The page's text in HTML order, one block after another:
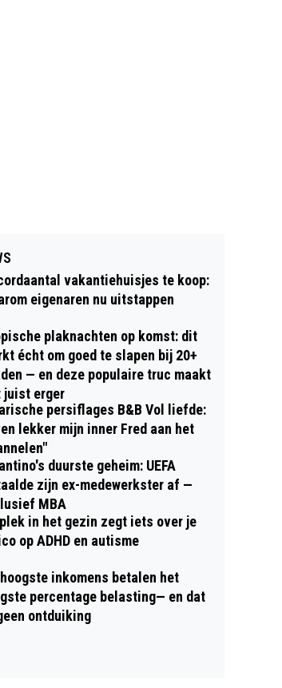
vakantiehuisjes te koop:
eigenaren nu uitstappen
plaknachten op komst: dit
écht om goed te slapen bij 20+
— en deze populaire truc maakt
juist erger
persiflages B&B Vol liefde:
lekker mijn inner Fred aan het
duurste geheim: UEFA
zijn ex-medewerkster af —
MBA
in het gezin zegt iets over je
op ADHD en autisme
inkomens betalen het
percentage belasting— en dat
ontduiking